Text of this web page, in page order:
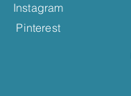
Instagram
Pinterest